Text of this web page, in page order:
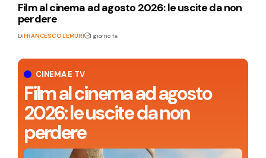
CINEMA E TV
Film al cinema ad agosto
2026: le uscite da non
perdere
Film al cinema ad agosto 2026: le uscite da non
perdere
DiFRANCESCO LEMURI 1 giorno fa